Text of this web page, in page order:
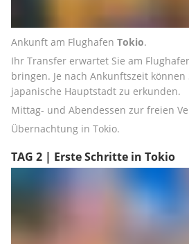
Ankunft am Flughafen Tokio.
Ihr Transfer erwartet Sie am
bringen. Je nach Ankunftszeit können
japanische Hauptstadt zu erkunden.
Mittag- und Abendessen zur freien
Übernachtung in Tokio.
TAG 2 | Erste Schritte in Tokio